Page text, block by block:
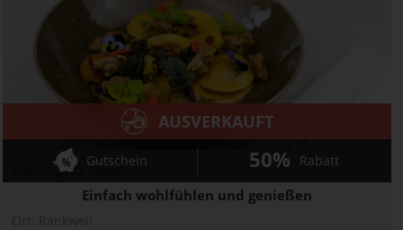
Herburger's Mohren
Einfach wohlfühlen und genießen
AUSVERKAUFT
Gutschein 50% Rabatt